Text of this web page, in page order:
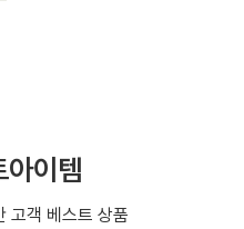
아이템
고객 베스트 상품